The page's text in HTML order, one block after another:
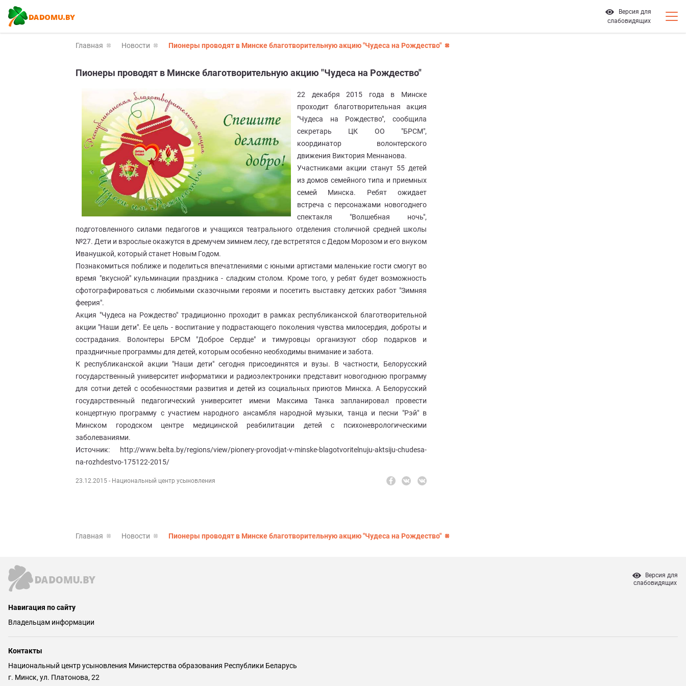
Версия для
слабовидящих
Главная Новости Пионеры проводят в Минске благотворительную акцию "Чудеса на Рождество"
Пионеры проводят в Минске благотворительную акцию "Чудеса на Рождество"
22 декабря 2015 года в Минске
проходит благотворительная акция
"Чудеса на Рождество", сообщила
секретарь ЦК ОО "БРСМ",
координатор волонтерского
движения Виктория Меннанова.
Участниками акции станут 55 детей
из домов семейного типа и приемных
семей Минска. Ребят ожидает
встреча с персонажами новогоднего
спектакля "Волшебная ночь",
подготовленного силами педагогов и учащихся театрального отделения столичной средней школы
№27. Дети и взрослые окажутся в дремучем зимнем лесу, где встретятся с Дедом Морозом и его внуком
Иванушкой, который станет Новым Годом.
Познакомиться поближе и поделиться впечатлениями с юными артистами маленькие гости смогут во
время "вкусной" кульминации праздника - сладким столом. Кроме того, у ребят будет возможность
сфотографироваться с любимыми сказочными героями и посетить выставку детских работ "Зимняя
феерия".
Акция "Чудеса на Рождество" традиционно проходит в рамках республиканской благотворительной
акции "Наши дети". Ее цель - воспитание у подрастающего поколения чувства милосердия, доброты и
сострадания. Волонтеры БРСМ "Доброе Сердце" и тимуровцы организуют сбор подарков и
праздничные программы для детей, которым особенно необходимы внимание и забота.
К республиканской акции "Наши дети" сегодня присоединятся и вузы. В частности, Белорусский
государственный университет информатики и радиоэлектроники представит новогоднюю программу
для сотни детей с особенностями развития и детей из социальных приютов Минска. А Белорусский
государственный педагогический университет имени Максима Танка запланировал провести
концертную программу с участием народного ансамбля народной музыки, танца и песни "Рэй" в
Минском городском центре медицинской реабилитации детей с психоневрологическими
заболеваниями.
Источник: http://www.belta.by/regions/view/pionery-provodjat-v-minske-blagotvoritelnuju-aktsiju-chudesa-
na-rozhdestvo-175122-2015/
23.12.2015 - Национальный центр усыновления
Главная Новости Пионеры проводят в Минске благотворительную акцию "Чудеса на Рождество"
Версия для
слабовидящих
Навигация по сайту
Владельцам информации
Контакты
Национальный центр усыновления Министерства образования Республики Беларусь
г. Минск, ул. Платонова, 22